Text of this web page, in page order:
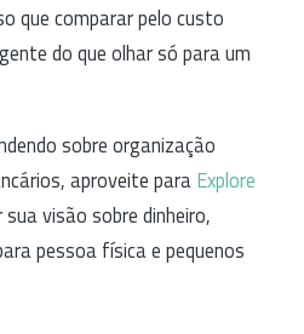
que comparar pelo custo
do que olhar só para um
sobre organização
aproveite para Explore
sua visão sobre dinheiro,
pessoa física e pequenos